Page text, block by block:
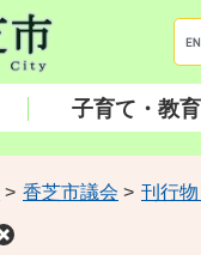
ー
ワ
ー
索
子育て・教育
> 香芝市議会 > 刊行